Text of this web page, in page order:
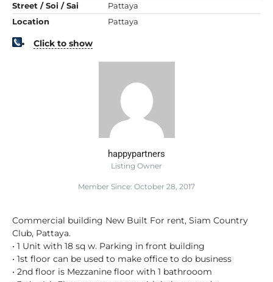
Street / Soi / Sai
Pattaya
Location
Pattaya
Click to show
happypartners
Listing Owner
Member Since: October 28, 2017
Commercial building New Built For rent, Siam Country
Club, Pattaya.
• 1 Unit with 18 sq w. Parking in front building
• 1st floor can be used to make office to do business
• 2nd floor is Mezzanine floor with 1 bathrooom